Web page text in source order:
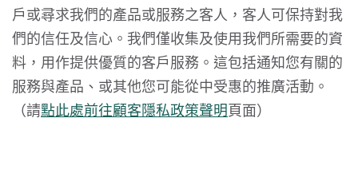
戶或尋求我們的產品或服務之客人，客人可保持對我
們的信任及信心。我們僅收集及使用我們所需要的資
料，用作提供優質的客戶服務。這包括通知您有關的
服務與產品、或其他您可能從中受惠的推廣活動。
（請點此處前往顧客隱私政策聲明頁面）